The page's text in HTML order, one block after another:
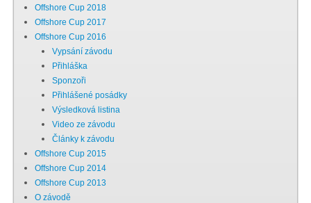
Zveme vás mezi nás
Setkání ČANY
Chci se stát členem
Oznámení
Členské příspěvky
Offshore Cup 2018
Offshore Cup 2017
Offshore Cup 2016
Vypsání závodu
Přihláška
Sponzoři
Přihlášené posádky
Výsledková listina
Video ze závodu
Články k závodu
Offshore Cup 2015
Offshore Cup 2014
Offshore Cup 2013
O závodě